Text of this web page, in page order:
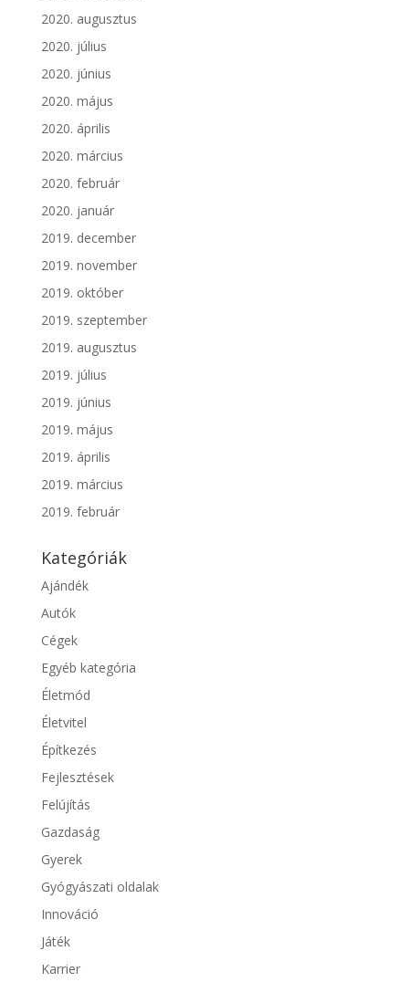
2020. augusztus
2020. július
2020. június
2020. május
2020. április
2020. március
2020. február
2020. január
2019. december
2019. november
2019. október
2019. szeptember
2019. augusztus
2019. július
2019. június
2019. május
2019. április
2019. március
2019. február
Kategóriák
Ajándék
Autók
Cégek
Egyéb kategória
Életmód
Életvitel
Építkezés
Fejlesztések
Felújítás
Gazdaság
Gyerek
Gyógyászati oldalak
Innováció
Játék
Karrier